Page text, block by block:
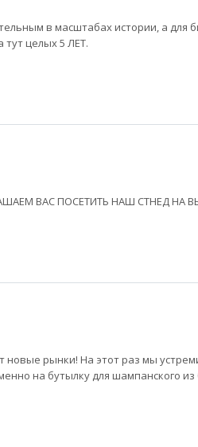
в масштабах истории, а для
целых 5 ЛЕТ.
ВАС ПОСЕТИТЬ НАШ СТНЕД НА
новые рынки! На этот раз мы
на бутылку для шампанского из